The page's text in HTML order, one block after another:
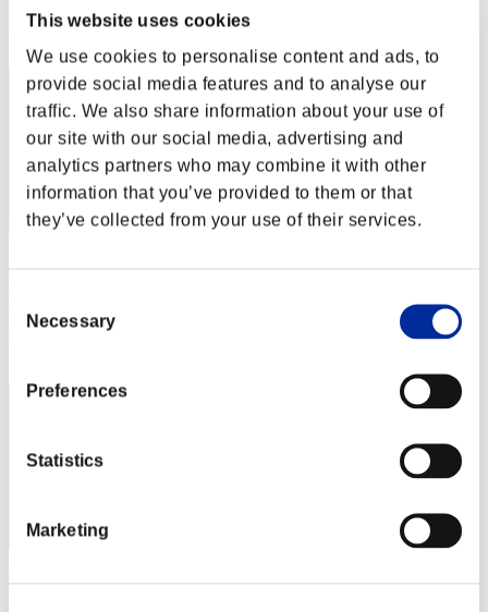
This website uses cookies
We use cookies to personalise content and ads, to
provide social media features and to analyse our
traffic. We also share information about your use of
our site with our social media, advertising and
analytics partners who may combine it with other
information that you’ve provided to them or that
they’ve collected from your use of their services.
Selection
Necessary
Preferences
Statistics
Marketing
Posizione
aomiso
Punteggio: -